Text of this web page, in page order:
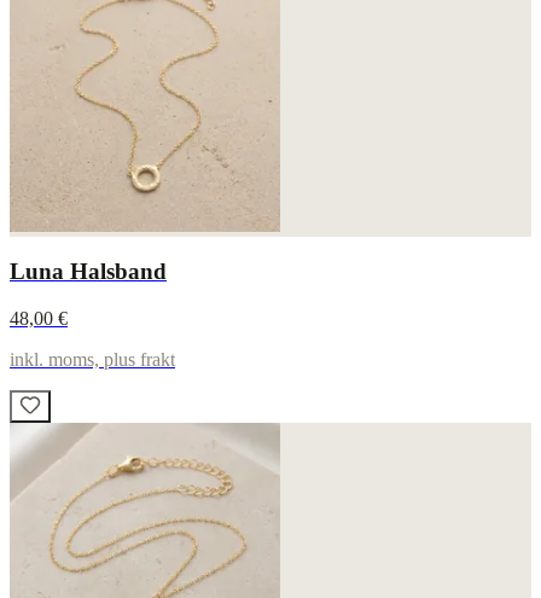
Luna Halsband
48,00 €
inkl. moms, plus frakt